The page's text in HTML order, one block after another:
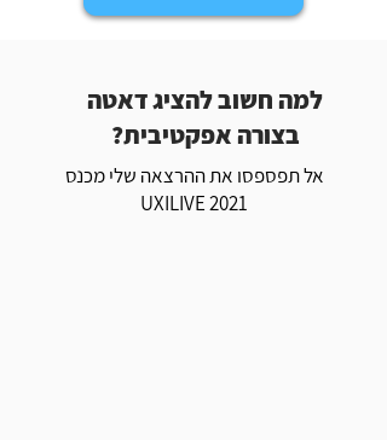
למה חשוב להציג דאטה
בצורה אפקטיבית?
אל תפספסו את ההרצאה שלי מכנס
UXILIVE 2021